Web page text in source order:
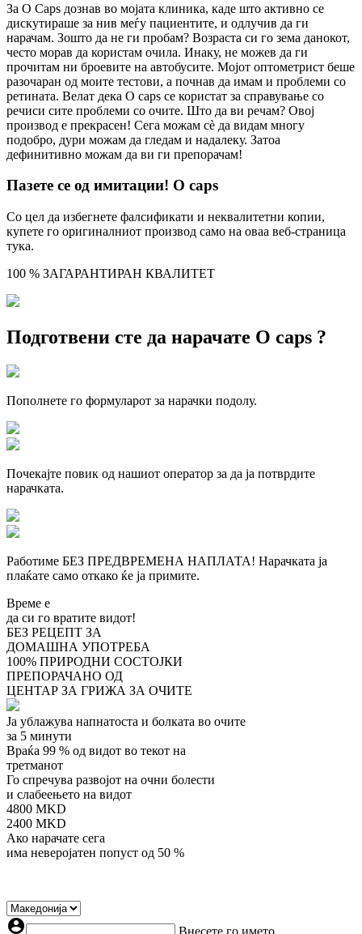
За O Caps дознав во мојата клиника, каде што активно се
дискутираше за нив меѓу пациентите, и одлучив да ги
нарачам. Зошто да не ги пробам? Возраста си го зема данокот,
често морав да користам очила. Инаку, не можев да ги
прочитам ни броевите на автобусите. Мојот оптометрист беше
разочаран од моите тестови, а почнав да имам и проблеми со
ретината. Велат дека O caps се користат за справување со
речиси сите проблеми со очите. Што да ви речам? Овој
производ е прекрасен! Сега можам сѐ да видам многу
подобро, дури можам да гледам и надалеку. Затоа
дефинитивно можам да ви ги препорачам!
Пазете се од имитации! O caps
Со цел да избегнете фалсификати и неквалитетни копии,
купете го оригиналниот производ само на оваа веб-страница
тука.
100 % ЗАГАРАНТИРАН КВАЛИТЕТ
Подготвени сте да нарачате O caps ?
Пополнете го формуларот за нарачки подолу.
Почекајте повик од нашиот оператор за да ја потврдите
нарачката.
Работиме БЕЗ ПРЕДВРЕМЕНА НАПЛАТА! Нарачката ја
плаќате само откако ќе ја примите.
Време е
да си го вратите видот!
БЕЗ РЕЦЕПТ ЗА
ДОМАШНА УПОТРЕБА
100% ПРИРОДНИ СОСТОЈКИ
ПРЕПОРАЧАНО ОД
ЦЕНТАР ЗА ГРИЖА ЗА ОЧИТЕ
Ја ублажува напнатоста и болката во очите
за 5 минути
Враќа 99 % од видот во текот на
третманот
Го спречува развојот на очни болести
и слабеењето на видот
4800 MKD
2400 MKD
Ако нарачате сега
има неверојатен попуст од 50 %
account_circle Внесете го името